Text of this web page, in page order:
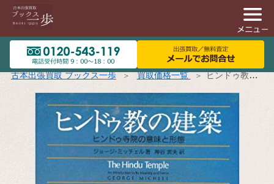
古本出張買取 ブックス一歩 買取価格一覧 ヒンドゥ教の建築 ヒンドゥ寺院の意味と形態